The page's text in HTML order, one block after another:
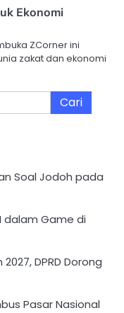
Ekonomi
ZCorner ini
zakat dan ekonomi
Soal Jodoh pada
dalam Game di
DPRD Dorong
Pasar Nasional